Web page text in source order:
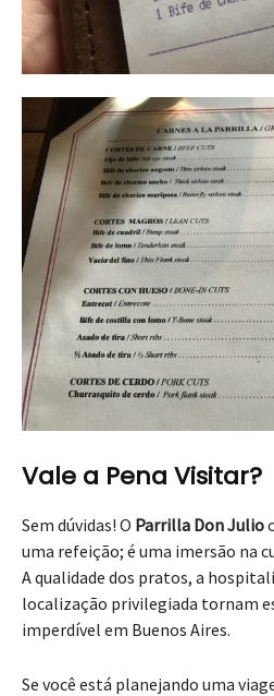
Vale a Pena Visitar?
Sem dúvidas! O Parrilla Don Julio
uma refeição; é uma imersão na
A qualidade dos pratos, a
localização privilegiada tornam
imperdível em Buenos Aires.
Se você está planejando uma